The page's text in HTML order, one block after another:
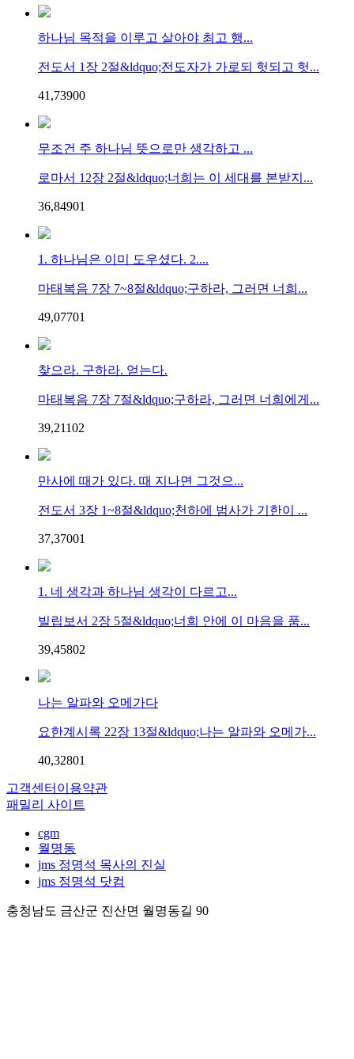
하나님 목적을 이루고 살아야 최고 행...
전도서 1장 2절&ldquo;전도자가 가로되 헛되고 헛...
41,73900
무조건 주 하나님 뜻으로만 생각하고 ...
로마서 12장 2절&ldquo;너희는 이 세대를 본받지...
36,84901
1. 하나님은 이미 도우셨다. 2....
마태복음 7장 7~8절&ldquo;구하라, 그러면 너희...
49,07701
찾으라. 구하라. 얻는다.
마태복음 7장 7절&ldquo;구하라, 그러면 너희에게...
39,21102
만사에 때가 있다. 때 지나면 그것으...
전도서 3장 1~8절&ldquo;천하에 범사가 기한이 ...
37,37001
1. 네 생각과 하나님 생각이 다르고...
빌립보서 2장 5절&ldquo;너희 안에 이 마음을 품...
39,45802
나는 알파와 오메가다
요한계시록 22장 13절&ldquo;나는 알파와 오메가...
40,32801
고객센터 이용약관
패밀리 사이트
cgm
월명동
jms 정명석 목사의 진실
jms 정명석 닷컴
충청남도 금산군 진산면 월명동길 90